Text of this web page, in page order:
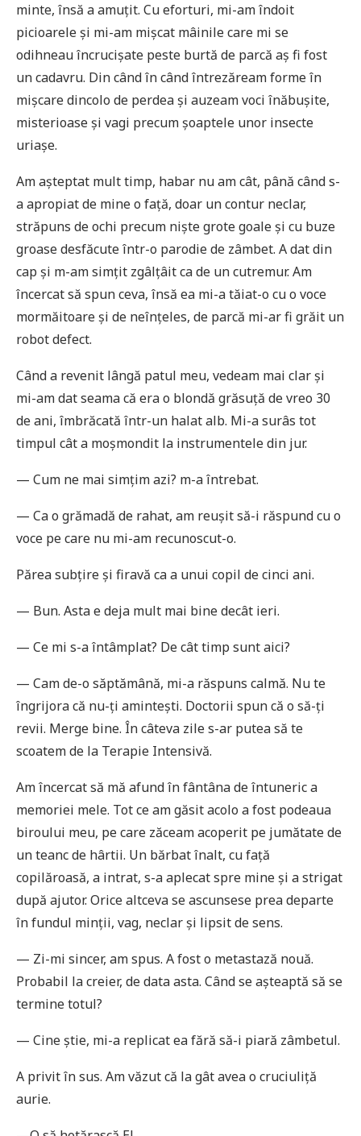
minte, însă a amuțit. Cu eforturi, mi-am îndoit
picioarele și mi-am mișcat mâinile care mi se
odihneau încrucișate peste burtă de parcă aș fi fost
un cadavru. Din când în când întrezăream forme în
mișcare dincolo de perdea și auzeam voci înăbușite,
misterioase și vagi precum șoaptele unor insecte
uriașe.
Am așteptat mult timp, habar nu am cât, până când s-
a apropiat de mine o față, doar un contur neclar,
străpuns de ochi precum niște grote goale și cu buze
groase desfăcute într-o parodie de zâmbet. A dat din
cap și m-am simțit zgâlțâit ca de un cutremur. Am
încercat să spun ceva, însă ea mi-a tăiat-o cu o voce
mormăitoare și de neînțeles, de parcă mi-ar fi grăit un
robot defect.
Când a revenit lângă patul meu, vedeam mai clar și
mi-am dat seama că era o blondă grăsuță de vreo 30
de ani, îmbrăcată într-un halat alb. Mi-a surâs tot
timpul cât a moșmondit la instrumentele din jur.
— Cum ne mai simțim azi? m-a întrebat.
— Ca o grămadă de rahat, am reușit să-i răspund cu o
voce pe care nu mi-am recunoscut-o.
Părea subțire și firavă ca a unui copil de cinci ani.
— Bun. Asta e deja mult mai bine decât ieri.
— Ce mi s-a întâmplat? De cât timp sunt aici?
— Cam de-o săptămână, mi-a răspuns calmă. Nu te
îngrijora că nu-ți amintești. Doctorii spun că o să-ți
revii. Merge bine. În câteva zile s-ar putea să te
scoatem de la Terapie Intensivă.
Am încercat să mă afund în fântâna de întuneric a
memoriei mele. Tot ce am găsit acolo a fost podeaua
biroului meu, pe care zăceam acoperit pe jumătate de
un teanc de hârtii. Un bărbat înalt, cu față
copilăroasă, a intrat, s-a aplecat spre mine și a strigat
după ajutor. Orice altceva se ascunsese prea departe
în fundul minții, vag, neclar și lipsit de sens.
— Zi-mi sincer, am spus. A fost o metastază nouă.
Probabil la creier, de data asta. Când se așteaptă să se
termine totul?
— Cine știe, mi-a replicat ea fără să-i piară zâmbetul.
A privit în sus. Am văzut că la gât avea o cruciuliță
aurie.